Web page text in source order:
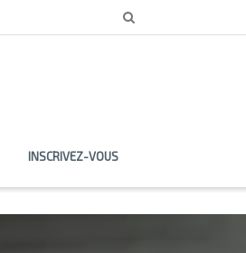
INSCRIVEZ-VOUS